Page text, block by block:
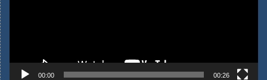
00:00 00:26